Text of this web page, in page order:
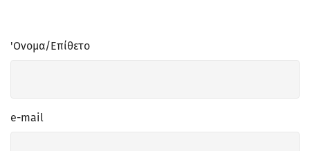
'Ονομα/Επίθετο
e-mail